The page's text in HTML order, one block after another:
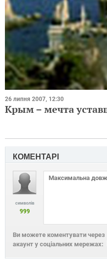
26 липня 2007, 12:30
Крым – мечта
КОМЕНТАРІ
символів
999
Ви можете коментувати через
акаунт у соціальних мережах: